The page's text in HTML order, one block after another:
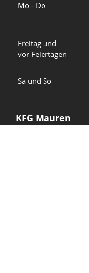
Mo - Do
Freitag und
vor Feiertagen
Sa und So
KFG Mauren